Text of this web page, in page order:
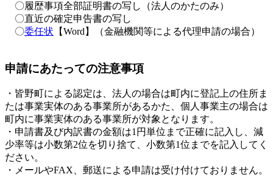
〇履歴事項全部証明書の写し（法人のかたのみ）
〇直近の確定申告書の写し
〇委任状 【Word】（金融機関等による代理申請の場合）
申請にあたっての注意事項
・皆野町による認定は、法人の場合は町内に登記上の住所ま
たは事業実体のある事業所があるかた、個人事業主の場合は
町内に事業実体のある事業所が対象となります。
・申請書及び内訳書の金額は1円単位まで正確に記入し、減
少率等は小数第2位を切り捨て、小数第1位までを記入してく
ださい。
・メールやFAX、郵送による申請は受け付けておりません。